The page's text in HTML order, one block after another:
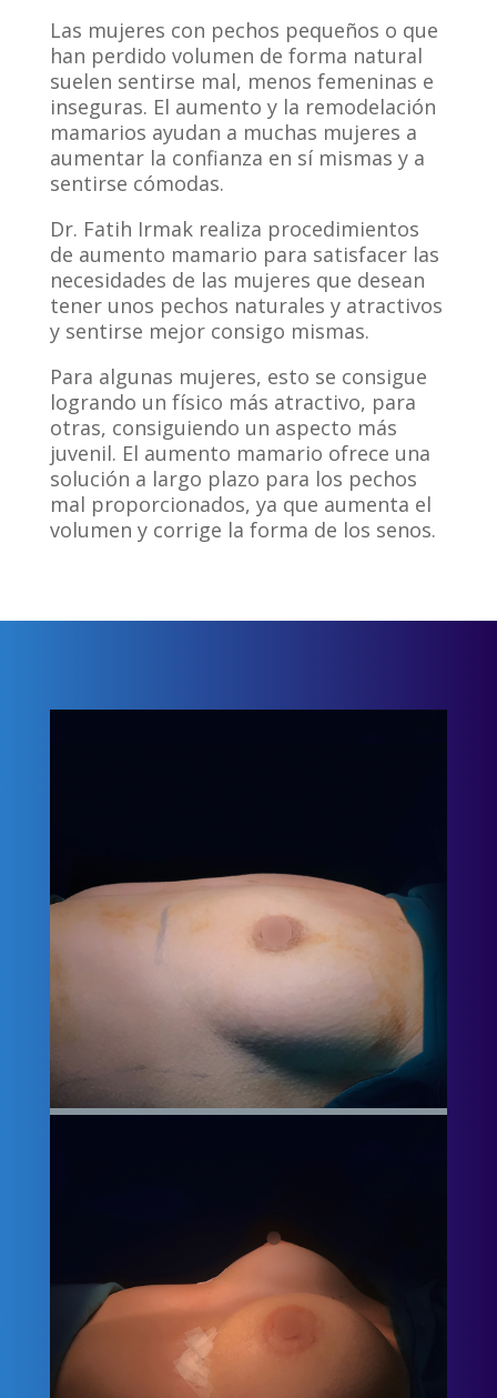
Las mujeres con pechos pequeños o que
han perdido volumen de forma natural
suelen sentirse mal, menos femeninas e
inseguras. El aumento y la remodelación
mamarios ayudan a muchas mujeres a
aumentar la confianza en sí mismas y a
sentirse cómodas.
Dr. Fatih Irmak realiza procedimientos
de aumento mamario para satisfacer las
necesidades de las mujeres que desean
tener unos pechos naturales y atractivos
y sentirse mejor consigo mismas.
Para algunas mujeres, esto se consigue
logrando un físico más atractivo, para
otras, consiguiendo un aspecto más
juvenil. El aumento mamario ofrece una
solución a largo plazo para los pechos
mal proporcionados, ya que aumenta el
volumen y corrige la forma de los senos.